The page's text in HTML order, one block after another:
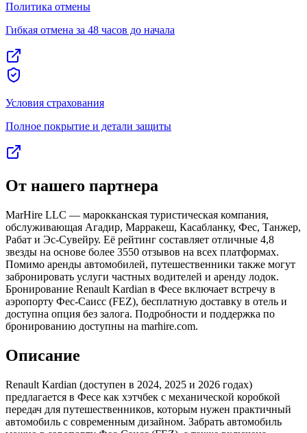
Политика отмены
Гибкая отмена за 48 часов до начала
Условия страхования
Полное покрытие и детали защиты
От нашего партнера
MarHire LLC — марокканская туристическая компания,
обслуживающая Агадир, Марракеш, Касабланку, Фес, Танжер,
Рабат и Эс-Сувейру. Её рейтинг составляет отличные 4,8
звезды на основе более 3550 отзывов на всех платформах.
Помимо аренды автомобилей, путешественники также могут
забронировать услуги частных водителей и аренду лодок.
Бронирование Renault Kardian в Фесе включает встречу в
аэропорту Фес-Саисс (FEZ), бесплатную доставку в отель и
доступна опция без залога. Подробности и поддержка по
бронированию доступны на marhire.com.
Описание
Renault Kardian (доступен в 2024, 2025 и 2026 годах)
предлагается в Фесе как хэтчбек с механической коробкой
передач для путешественников, которым нужен практичный
автомобиль с современным дизайном. Забрать автомобиль